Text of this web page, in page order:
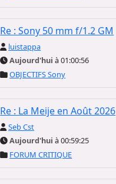
Re : Sony 50 mm f/1.2 GM
luistappa
Aujourd'hui à 01:00:56
OBJECTIFS Sony
Re : La Meije en Août 2026
Seb Cst
Aujourd'hui à 00:59:25
FORUM CRITIQUE